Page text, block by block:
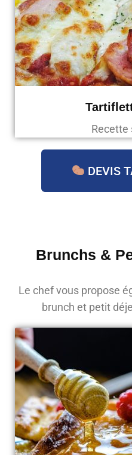
Recette
DEVIS
Brunchs &
Le chef vous propose
brunch et petit